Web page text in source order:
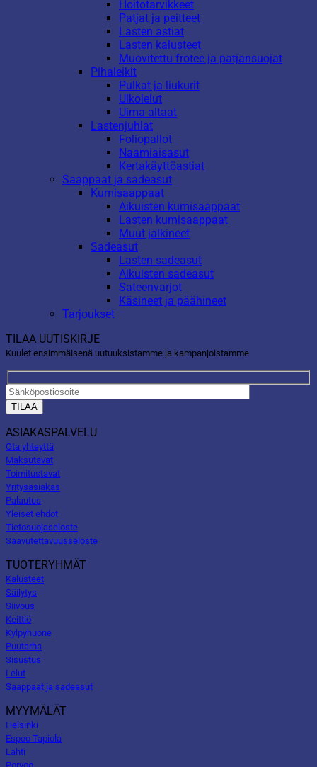
Hoitotarvikkeet
Patjat ja peitteet
Lasten astiat
Lasten kalusteet
Muovitettu frotee ja patjansuojat
Pihaleikit
Pulkat ja liukurit
Ulkolelut
Uima-altaat
Lastenjuhlat
Foliopallot
Naamiaisasut
Kertakäyttöastiat
Saappaat ja sadeasut
Kumisaappaat
Aikuisten kumisaappaat
Lasten kumisaappaat
Muut jalkineet
Sadeasut
Lasten sadeasut
Aikuisten sadeasut
Sateenvarjot
Käsineet ja päähineet
Tarjoukset
TILAA UUTISKIRJE
Kuulet ensimmäisenä uutuuksistamme ja kampanjoistamme
ASIAKASPALVELU
Ota yhteyttä
Maksutavat
Toimitustavat
Yritysasiakas
Palautus
Yleiset ehdot
Tietosuojaseloste
Saavutettavuusseloste
TUOTERYHMÄT
Kalusteet
Säilytys
Siivous
Keittiö
Kylpyhuone
Puutarha
Sisustus
Lelut
Saappaat ja sadeasut
MYYMÄLÄT
Helsinki
Espoo Tapiola
Lahti